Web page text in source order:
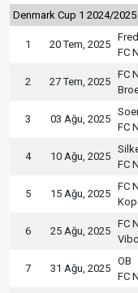
Denmark Cup 1 2024/2025
1 20 Tem, 2025
FC
2 27 Tem, 2025
FC
3 03 Ağu, 2025
FC
4 10 Ağu, 2025
FC
5 15 Ağu, 2025
FC
6 25 Ağu, 2025
FC
7 31 Ağu, 2025
OB
FC